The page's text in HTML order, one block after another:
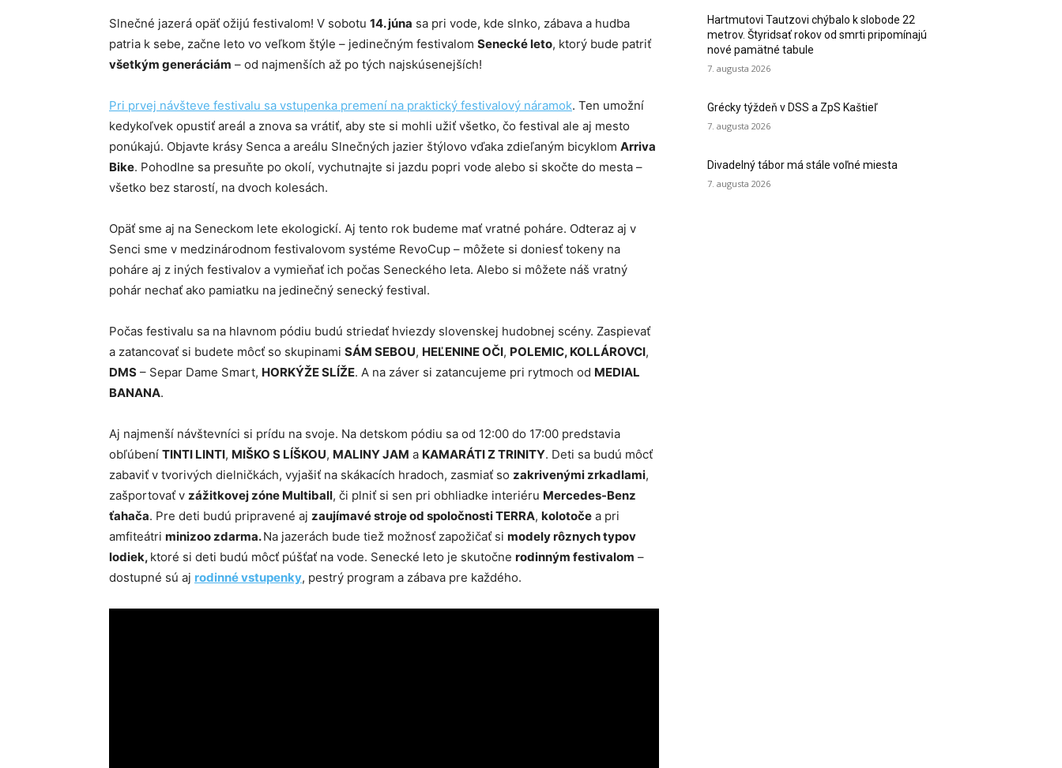
Slnečné jazerá opäť ožijú festivalom! V sobotu 14. júna sa pri vode, kde slnko, zábava a hudba
patria k sebe, začne leto vo veľkom štýle – jedinečným festivalom Senecké leto, ktorý bude patriť
všetkým generáciám – od najmenších až po tých najskúsenejších!
Pri prvej návšteve festivalu sa vstupenka premení na praktický festivalový náramok. Ten umožní
kedykoľvek opustiť areál a znova sa vrátiť, aby ste si mohli užiť všetko, čo festival ale aj mesto
ponúkajú. Objavte krásy Senca a areálu Slnečných jazier štýlovo vďaka zdieľaným bicyklom Arriva
Bike. Pohodlne sa presuňte po okolí, vychutnajte si jazdu popri vode alebo si skočte do mesta –
všetko bez starostí, na dvoch kolesách.
Opäť sme aj na Seneckom lete ekologickí. Aj tento rok budeme mať vratné poháre. Odteraz aj v
Senci sme v medzinárodnom festivalovom systéme RevoCup – môžete si doniesť tokeny na
poháre aj z iných festivalov a vymieňať ich počas Seneckého leta. Alebo si môžete náš vratný
pohár nechať ako pamiatku na jedinečný senecký festival.
Počas festivalu sa na hlavnom pódiu budú striedať hviezdy slovenskej hudobnej scény. Zaspievať
a zatancovať si budete môcť so skupinami SÁM SEBOU, HEĽENINE OČI, POLEMIC, KOLLÁROVCI,
DMS – Separ Dame Smart, HORKÝŽE SLÍŽE. A na záver si zatancujeme pri rytmoch od MEDIAL
BANANA.
Aj najmenší návštevníci si prídu na svoje. Na detskom pódiu sa od 12:00 do 17:00 predstavia
obľúbení TINTI LINTI, MIŠKO S LÍŠKOU, MALINY JAM a KAMARÁTI Z TRINITY. Deti sa budú môcť
zabaviť v tvorivých dielničkách, vyjašiť na skákacích hradoch, zasmiať so zakrivenými zrkadlami,
zašportovať v zážitkovej zóne Multiball, či plniť si sen pri obhliadke interiéru Mercedes-Benz
ťahača. Pre deti budú pripravené aj zaujímavé stroje od spoločnosti TERRA, kolotoče a pri
amfiteátri minizoo zdarma.Na jazerách bude tiež možnosť zapožičať si modely rôznych typov
lodiek, ktoré si deti budú môcť púšťať na vode. Senecké leto je skutočne rodinným festivalom –
dostupné sú aj rodinné vstupenky, pestrý program a zábava pre každého.
Hartmutovi Tautzovi chýbalo k slobode 22
metrov. Štyridsať rokov od smrti pripomínajú
nové pamätné tabule
7. augusta 2026
Grécky týždeň v DSS a ZpS Kaštieľ
7. augusta 2026
Divadelný tábor má stále voľné miesta
7. augusta 2026